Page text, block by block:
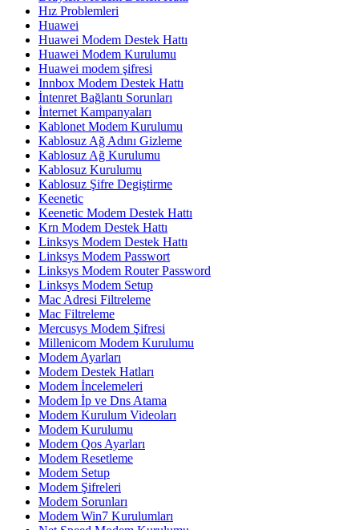
Hız Problemleri
Huawei
Huawei Modem Destek Hattı
Huawei Modem Kurulumu
Huawei modem şifresi
Innbox Modem Destek Hattı
İntenret Bağlantı Sorunları
İnternet Kampanyaları
Kablonet Modem Kurulumu
Kablosuz Ağ Adını Gizleme
Kablosuz Ağ Kurulumu
Kablosuz Kurulumu
Kablosuz Şifre Degiştirme
Keenetic
Keenetic Modem Destek Hattı
Krn Modem Destek Hattı
Linksys Modem Destek Hattı
Linksys Modem Passwort
Linksys Modem Router Password
Linksys Modem Setup
Mac Adresi Filtreleme
Mac Filtreleme
Mercusys Modem Şifresi
Millenicom Modem Kurulumu
Modem Ayarları
Modem Destek Hatları
Modem İncelemeleri
Modem İp ve Dns Atama
Modem Kurulum Videoları
Modem Kurulumu
Modem Qos Ayarları
Modem Resetleme
Modem Setup
Modem Şifreleri
Modem Sorunları
Modem Win7 Kurulumları